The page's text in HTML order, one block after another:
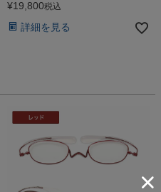
¥19,800税込
詳細を見る